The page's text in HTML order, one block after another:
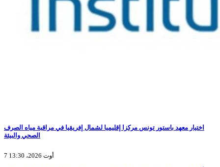
اختيار معهد باستور تونس مركزا إقليميا لشمال إفريقيا في مراقبة مياه الصرف
الصحي والبيئة
7 أوت 2026، 13:30